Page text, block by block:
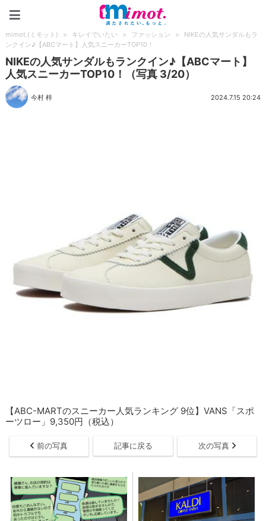
mimot.(ミモット) > キレイでいたい > ファッション >
NIKEの人気サンダルもラ
ンクイン♪【ABCマート】人気スニーカーTOP10！
NIKEの人気サンダルもランクイン♪【ABCマート】
人気スニーカーTOP10！（写真 3/20）
今村 梓 2024.7.15 20:24
【ABC-MARTのスニーカー人気ランキング 9位】VANS「スポ
ーツロー」9,350円（税込）
前の写真 記事に戻る 次の写真